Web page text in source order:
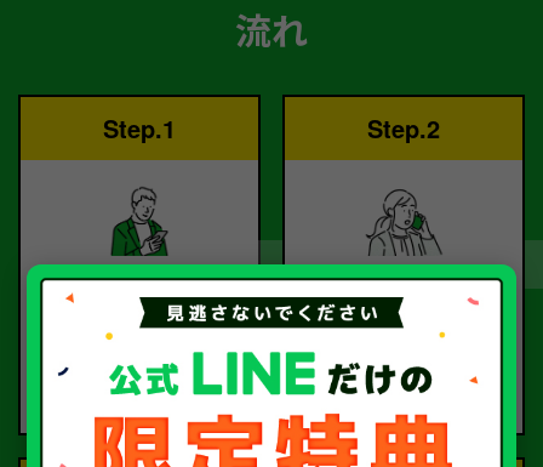
流れ
Step.1
ご依頼
お電話または査定フォー
ムより
ご依頼ください。
Step.2
査定
査定のプロが
お電話で回答いたしま
す。